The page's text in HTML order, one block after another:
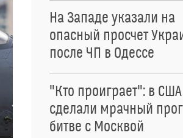
На Западе указали на
опасный просчет
после ЧП в Одессе
"Кто проиграет": в США
сделали мрачный
битве с Москвой